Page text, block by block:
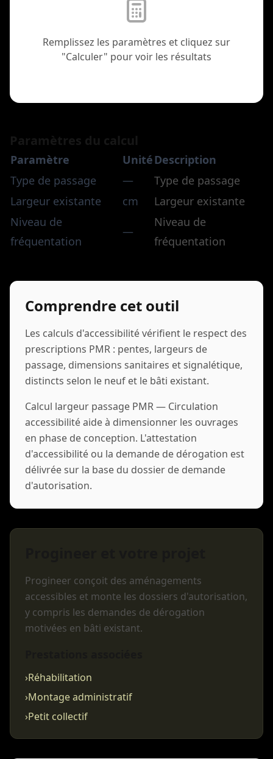
Remplissez les paramètres et cliquez sur
"Calculer" pour voir les résultats
Paramètre UnitéDescription
Type de passage
—
Type de passage
Largeur existante
cm
Largeur existante
Niveau de
fréquentation
—
Niveau de
fréquentation
Comprendre cet outil
Les calculs d'accessibilité vérifient le respect des
prescriptions PMR : pentes, largeurs de
passage, dimensions sanitaires et signalétique,
distincts selon le neuf et le bâti existant.
Calcul largeur passage PMR — Circulation
accessibilité aide à dimensionner les ouvrages
en phase de conception. L'attestation
d'accessibilité ou la demande de dérogation est
délivrée sur la base du dossier de demande
d'autorisation.
Progineer conçoit des aménagements
accessibles et monte les dossiers d'autorisation,
y compris les demandes de dérogation
motivées en bâti existant.
›Réhabilitation
›Montage administratif
›Petit collectif